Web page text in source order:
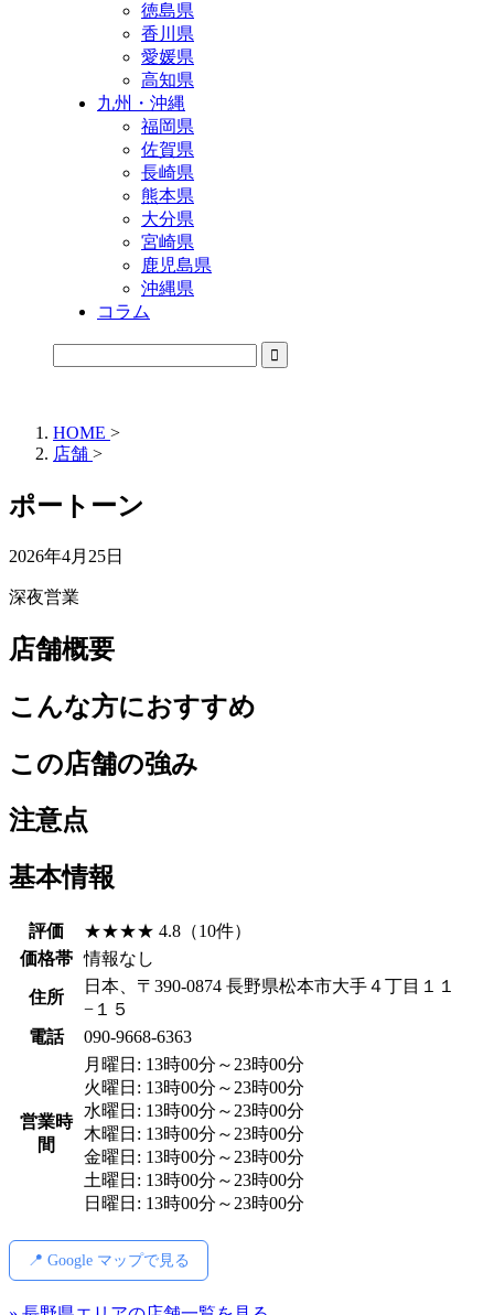
徳島県
香川県
愛媛県
高知県
九州・沖縄
福岡県
佐賀県
長崎県
熊本県
大分県
宮崎県
鹿児島県
沖縄県
コラム
HOME >
店舗 >
ポートーン
2026年4月25日
深夜営業
店舗概要
こんな方におすすめ
この店舗の強み
注意点
基本情報
評価
★★★★ 4.8（10件）
価格帯
情報なし
住所
日本、〒390-0874 長野県松本市大手４丁目１１
−１５
電話
090-9668-6363
営業時
間
月曜日: 13時00分～23時00分
火曜日: 13時00分～23時00分
水曜日: 13時00分～23時00分
木曜日: 13時00分～23時00分
金曜日: 13時00分～23時00分
土曜日: 13時00分～23時00分
日曜日: 13時00分～23時00分
📍 Google マップで見る